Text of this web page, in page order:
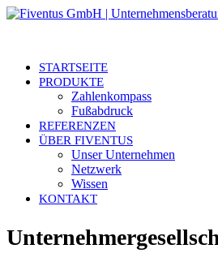
STARTSEITE
PRODUKTE
Zahlenkompass
Fußabdruck
REFERENZEN
ÜBER FIVENTUS
Unser Unternehmen
Netzwerk
Wissen
KONTAKT